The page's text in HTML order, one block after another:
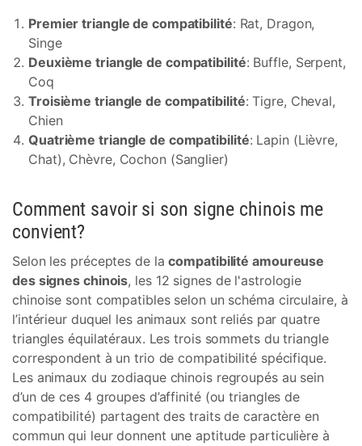
Premier triangle de compatibilité: Rat, Dragon,
Singe
Deuxième triangle de compatibilité: Buffle, Serpent,
Coq
Troisième triangle de compatibilité: Tigre, Cheval,
Chien
Quatrième triangle de compatibilité: Lapin (Lièvre,
Chat), Chèvre, Cochon (Sanglier)
Comment savoir si son signe chinois me
convient?
Selon les préceptes de lacompatibilité amoureuse
des signes chinois, les 12 signes de l'astrologie
chinoise sont compatibles selon un schéma circulaire, à
l’intérieur duquel les animaux sont reliés par quatre
triangles équilatéraux. Les trois sommets du triangle
correspondent à un trio de compatibilité spécifique.
Les animaux du zodiaque chinois regroupés au sein
d’un de ces 4 groupes d’affinité (ou triangles de
compatibilité) partagent des traits de caractère en
commun qui leur donnent une aptitude particulière à